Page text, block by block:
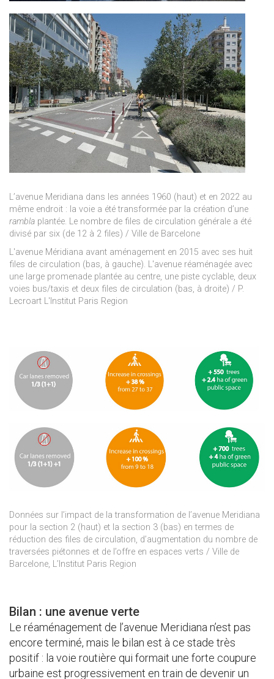
L’avenue Meridiana dans les années 1960 (haut) et en 2022 au
même endroit : la voie a été transformée par la création d’une
rambla plantée. Le nombre de files de circulation générale a été
divisé par six (de 12 à 2 files) / Ville de Barcelone
L'avenue Méridiana avant aménagement en 2015 avec ses huit
files de circulation (bas, à gauche). L'avenue réaménagée avec
une large promenade plantée au centre, une piste cyclable, deux
voies bus/taxis et deux files de circulation (bas, à droite) / P.
Lecroart L'Institut Paris Region
Données sur l’impact de la transformation de l’avenue Meridiana
pour la section 2 (haut) et la section 3 (bas) en termes de
réduction des files de circulation, d’augmentation du nombre de
traversées piétonnes et de l’offre en espaces verts / Ville de
Barcelone, L’Institut Paris Region
Bilan : une avenue verte
Le réaménagement de l’avenue Meridiana n’est pas
encore terminé, mais le bilan est à ce stade très
positif : la voie routière qui formait une forte coupure
urbaine est progressivement en train de devenir un